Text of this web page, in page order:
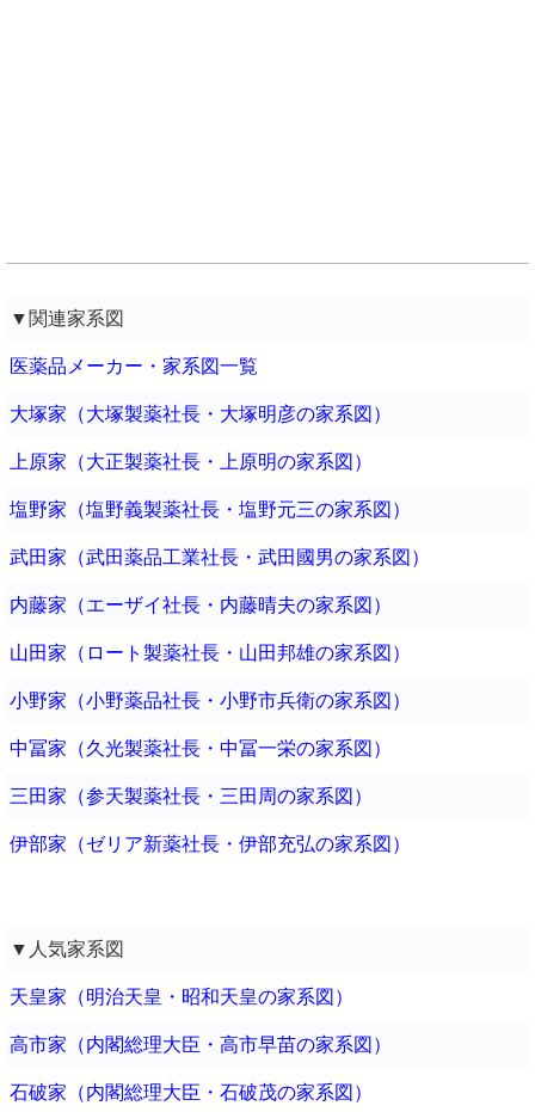
▼関連家系図
医薬品メーカー・家系図一覧
大塚家（大塚製薬社長・大塚明彦の家系図）
上原家（大正製薬社長・上原明の家系図）
塩野家（塩野義製薬社長・塩野元三の家系図）
武田家（武田薬品工業社長・武田國男の家系図）
内藤家（エーザイ社長・内藤晴夫の家系図）
山田家（ロート製薬社長・山田邦雄の家系図）
小野家（小野薬品社長・小野市兵衛の家系図）
中冨家（久光製薬社長・中冨一栄の家系図）
三田家（参天製薬社長・三田周の家系図）
伊部家（ゼリア新薬社長・伊部充弘の家系図）
▼人気家系図
天皇家（明治天皇・昭和天皇の家系図）
高市家（内閣総理大臣・高市早苗の家系図）
石破家（内閣総理大臣・石破茂の家系図）